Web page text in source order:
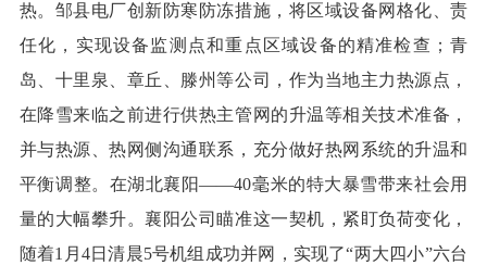
热。邹县电厂创新防寒防冻措施，将区域设备网格化、责
任化，实现设备监测点和重点区域设备的精准检查；青
岛、十里泉、章丘、滕州等公司，作为当地主力热源点，
在降雪来临之前进行供热主管网的升温等相关技术准备，
并与热源、热网侧沟通联系，充分做好热网系统的升温和
平衡调整。在湖北襄阳——40毫米的特大暴雪带来社会用
量的大幅攀升。襄阳公司瞄准这一契机，紧盯负荷变化，
随着1月4日清晨5号机组成功并网，实现了“两大四小”六台